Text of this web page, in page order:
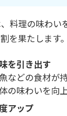
料理の味わい
を果たします。
を引き出す
などの食材が
の味わいを向
アップ